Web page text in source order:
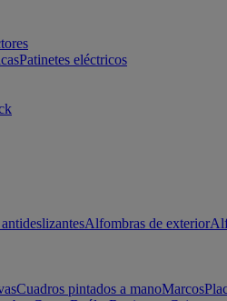
Patinetes eléctricos
Alfombras de exterior
Cuadros pintados a manoMarcos